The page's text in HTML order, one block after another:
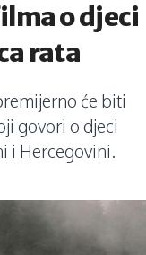
o djeci
rata
će biti
govori o djeci
i Hercegovini.